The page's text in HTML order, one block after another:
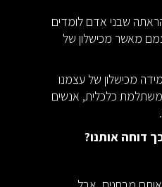
שבני אדם לומדים
מאשר מכישלון של
מכישלון של עצמנו
משתלמת כלכלית, אנשים
דוחה אותנו?